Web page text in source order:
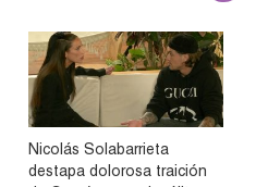
Nicolás Solabarrieta
destapa dolorosa traición